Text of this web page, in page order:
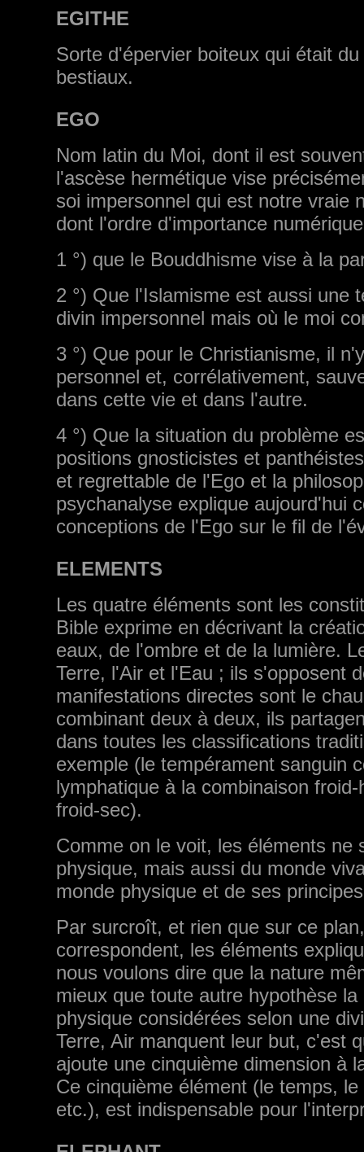
EGITHE
Sorte d'épervier boiteux qui était
bestiaux.
EGO
Nom latin du Moi, dont il est
l'ascèse hermétique vise
soi impersonnel qui est notre vraie
dont l'ordre d'importance
1 °) que le Bouddhisme vise à la
2 °) Que l'Islamisme est aussi une
divin impersonnel mais où le moi
3 °) Que pour le Christianisme, il
personnel et, corrélativement,
dans cette vie et dans l'autre.
4 °) Que la situation du problème
positions gnosticistes et
et regrettable de l'Ego et la
psychanalyse explique aujourd'hui
conceptions de l'Ego sur le fil de
ELEMENTS
Les quatre éléments sont les
Bible exprime en décrivant la
eaux, de l'ombre et de la lumière.
Terre, l'Air et l'Eau ; ils s'opposent
manifestations directes sont le
combinant deux à deux, ils
dans toutes les classifications
exemple (le tempérament sanguin
lymphatique à la combinaison
froid-sec).
Comme on le voit, les éléments ne
physique, mais aussi du monde
monde physique et de ses
Par surcroît, et rien que sur ce
correspondent, les éléments
nous voulons dire que la nature
mieux que toute autre hypothèse
physique considérées selon une
Terre, Air manquent leur but, c'est
ajoute une cinquième dimension à
Ce cinquième élé­ment (le temps,
etc.), est indispensable pour